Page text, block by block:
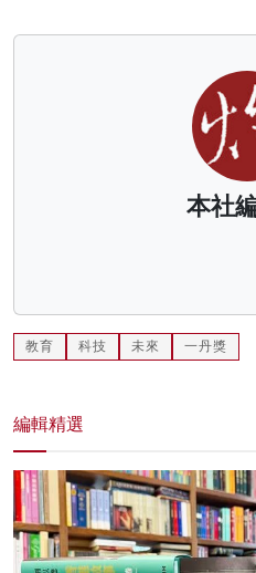
本社
教育 科技 未來 一丹獎
編輯精選